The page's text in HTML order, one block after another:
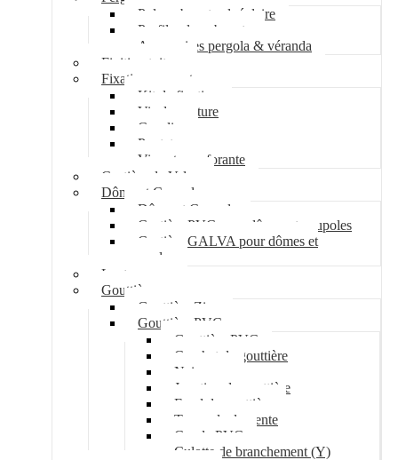
Polycarbonate alvéolaire
Profil polycarbonate
Accessoires pergola & véranda
Finition toiture
Fixation couverture
Kit de fixation
Vis de couture
Cavalier
Pontet
Vis auto-perforante
Costière de Velux
Dôme et Coupole
Dôme et Coupole
Costière PVC pour dômes et coupoles
Costière GALVA pour dômes et
coupoles
Lanterneau
Gouttière
Gouttière Zinc
Gouttière PVC
Gouttière PVC
Crochet de gouttière
Naissance
Jonction de gouttière
Fond de gouttière
Tuyau de descente
Coude PVC
Culotte de branchement (Y)